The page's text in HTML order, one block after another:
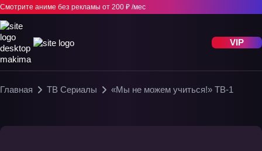
Смотрите аниме без рекламы от 200 ₽ /мес
VIP
Главная ТВ Сериалы «Мы не можем учиться!» ТВ-1